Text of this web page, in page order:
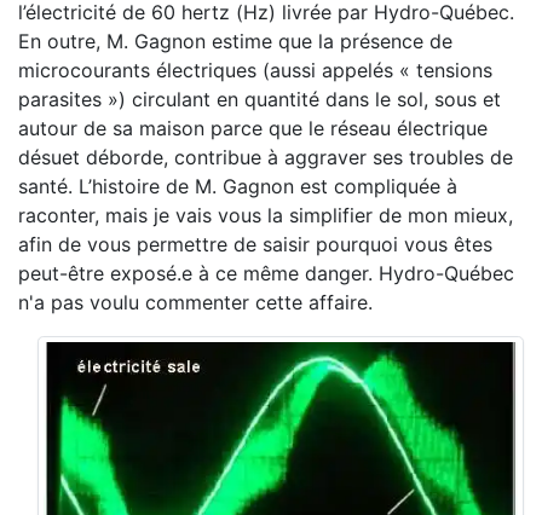
l’électricité de 60 hertz (Hz) livrée par Hydro-Québec.
En outre, M. Gagnon estime que la présence de
microcourants électriques (aussi appelés « tensions
parasites ») circulant en quantité dans le sol, sous et
autour de sa maison parce que le réseau électrique
désuet déborde, contribue à aggraver ses troubles de
santé. L’histoire de M. Gagnon est compliquée à
raconter, mais je vais vous la simplifier de mon mieux,
afin de vous permettre de saisir pourquoi vous êtes
peut-être exposé.e à ce même danger. Hydro-Québec
n'a pas voulu commenter cette affaire.